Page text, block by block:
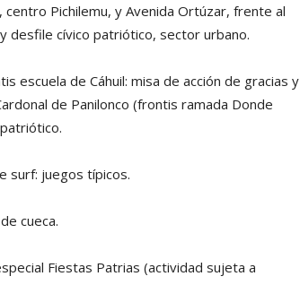
centro Pichilemu, y Avenida Ortúzar, frente al
desfile cívico patriótico, sector urbano.
escuela de Cáhuil: misa de acción de gracias y
de Panilonco (frontis ramada Donde
surf: juegos típicos.
cueca.
Fiestas Patrias (actividad sujeta a